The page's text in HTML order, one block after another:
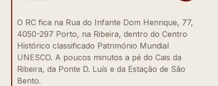
O RC fica na Rua do Infante Dom Henrique, 77,
4050-297 Porto, na Ribeira, dentro do Centro
Histórico classificado Património Mundial
UNESCO. A poucos minutos a pé do Cais da
Ribeira, da Ponte D. Luís e da Estação de São
Bento.